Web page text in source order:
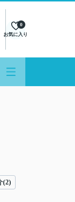
お気に入り
0
(2)